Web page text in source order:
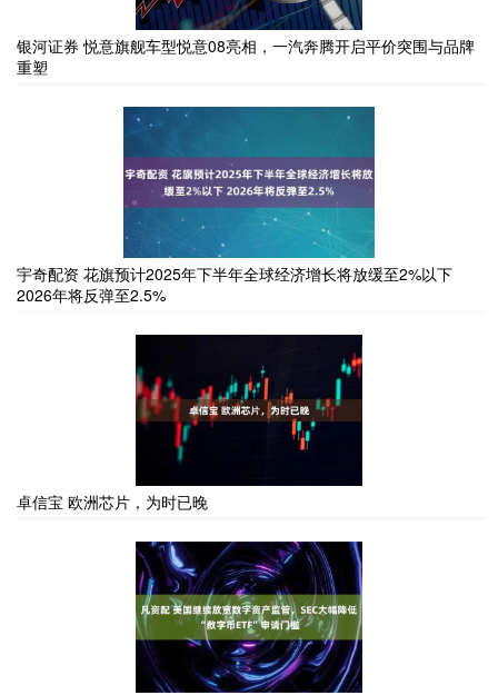
银河证券 悦意旗舰车型悦意08亮相，一汽奔腾开启平价突围与品牌
重塑
宇奇配资 花旗预计2025年下半年全球经济增长将放缓至2%以下
2026年将反弹至2.5%
卓信宝 欧洲芯片，为时已晚